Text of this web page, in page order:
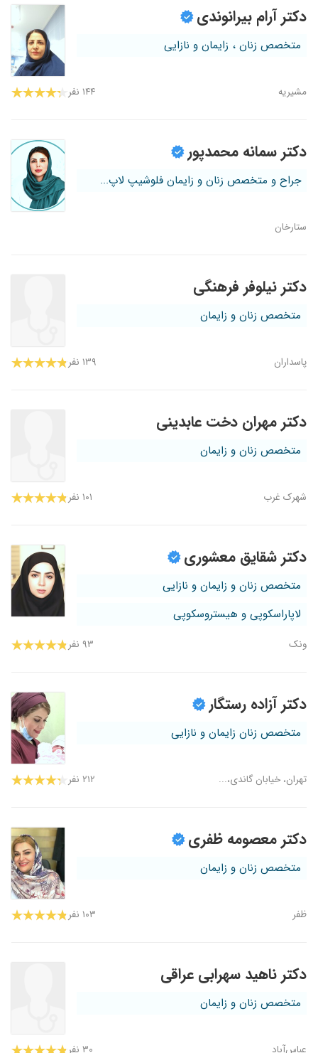
دکتر آرام بیرانوندی
متخصص زنان ، زایمان و نازایی
مشیریه ۱۴۴ نفر
دکتر سمانه محمدپور
جراح و متخصص زنان و زایمان فلوشیپ لاپ...
ستارخان
دکتر نیلوفر فرهنگی
متخصص زنان و زایمان
پاسداران ۱۳۹ نفر
دکتر مهران دخت عابدینی
متخصص زنان و زایمان
شهرک غرب ۱۰۱ نفر
دکتر شقایق معشوری
متخصص زنان و زایمان و نازایی
لاپاراسکوپی و هیستروسکوپی
ونک ۹۳ نفر
دکتر آزاده رستگار
متخصص زنان زایمان و نازایی
تهران، خیابان گاندی،... ۲۱۲ نفر
دکتر معصومه ظفری
متخصص زنان و زایمان
ظفر ۱۰۳ نفر
دکتر ناهید سهرابی عراقی
متخصص زنان و زایمان
عباس‌آباد ۳۰ نفر